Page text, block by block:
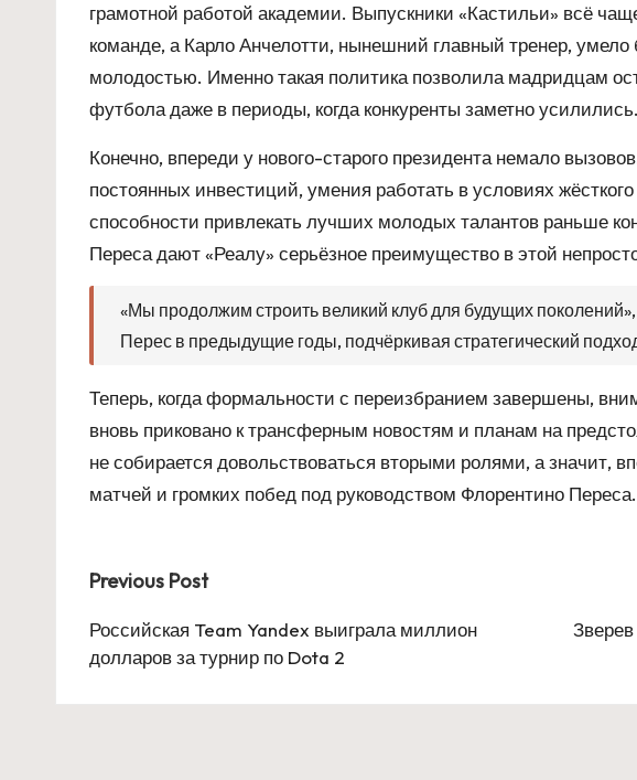
грамотной работой академии. Выпускники «Кастильи» всё
команде, а Карло Анчелотти, нынешний главный тренер,
молодостью. Именно такая политика позволила мадридцам
футбола даже в периоды, когда конкуренты заметно усилились.
Конечно, впереди у нового-старого президента немало
постоянных инвестиций, умения работать в условиях
способности привлекать лучших молодых талантов раньше
Переса дают «Реалу» серьёзное преимущество в этой
«Мы продолжим строить великий клуб для будущих
Перес в предыдущие годы, подчёркивая стратегический
Теперь, когда формальности с переизбранием завершены,
вновь приковано к трансферным новостям и планам на
не собирается довольствоваться вторыми ролями, а значит,
матчей и громких побед под руководством Флорентино Переса.
Post
navigation
Previous Post
Российская Team Yandex выиграла миллион
долларов за турнир по Dota 2